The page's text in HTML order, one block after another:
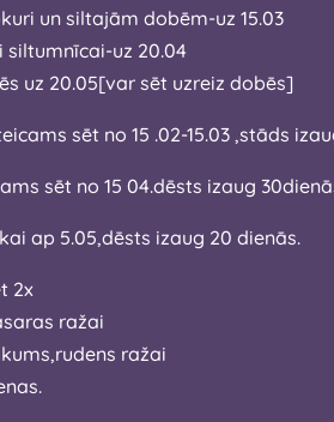
apkuri un siltajām dobēm-uz 15.03
uz 20.04
uz 20.05[var sēt uzreiz dobēs]
sēt no 15 .02-15.03 ,stāds
un arbūzus ieteicams sēt no 15 04.dēsts izaug
ap 5.05,dēsts izaug 20 dienās.
2x
ražai
ražai